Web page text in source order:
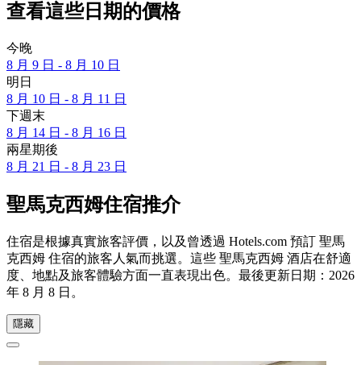
查看這些日期的價格
今晚
8 月 9 日 - 8 月 10 日
明日
8 月 10 日 - 8 月 11 日
下週末
8 月 14 日 - 8 月 16 日
兩星期後
8 月 21 日 - 8 月 23 日
聖馬克西姆住宿推介
住宿是根據真實旅客評價，以及曾透過 Hotels.com 預訂 聖馬
克西姆 住宿的旅客人氣而挑選。這些 聖馬克西姆 酒店在舒適
度、地點及旅客體驗方面一直表現出色。最後更新日期： 2026
年 8 月 8 日 。
隱藏